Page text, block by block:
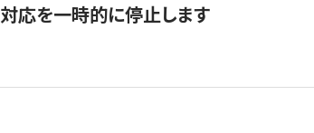
応を一時的に停止します